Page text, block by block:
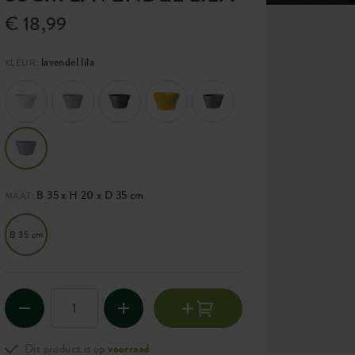
€ 18,99
KLEUR: lavendel lila
MAAT: B 35 x H 20 x D 35 cm
B 35 cm
Dit product is opvoorraad